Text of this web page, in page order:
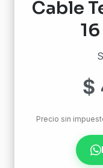
Cable
$
Precio sin